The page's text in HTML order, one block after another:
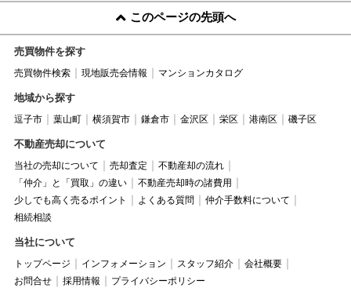
このページの先頭へ
売買物件を探す
売買物件検索 現地販売会情報 マンションカタログ
地域から探す
逗子市 葉山町 横須賀市 鎌倉市 金沢区 栄区 港南区 磯子区
不動産売却について
当社の売却について 売却査定
不動産却の流れ
「仲介」と「買取」の違い
不動産売却時の諸費用
少しでも高く売るポイント
よくある質問
仲介手数料について
相続相談
当社について
トップページ インフォメーション スタッフ紹介
会社概要
お問合せ
採用情報 プライバシーポリシー